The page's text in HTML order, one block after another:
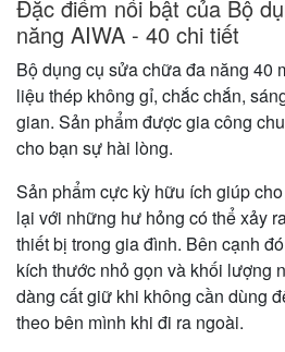
Đặc điểm nổi bật của Bộ
năng AIWA - 40 chi tiết
Bộ dụng cụ sửa chữa đa năng 40
liệu thép không gỉ, chắc chắn,
gian. Sản phẩm được gia công
cho bạn sự hài lòng.
Sản phẩm cực kỳ hữu ích giúp
lại với những hư hỏng có thể xảy
thiết bị trong gia đình. Bên cạnh
kích thước nhỏ gọn và khối lượng
dàng cất giữ khi không cần dùng
theo bên mình khi đi ra ngoài.